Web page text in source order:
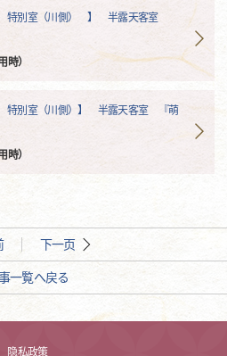
別室（川側） 】 半露天客室
時）
室（川側）】 半露天客室 『萌
時）
下一页
一覧へ戻る
隐私政策